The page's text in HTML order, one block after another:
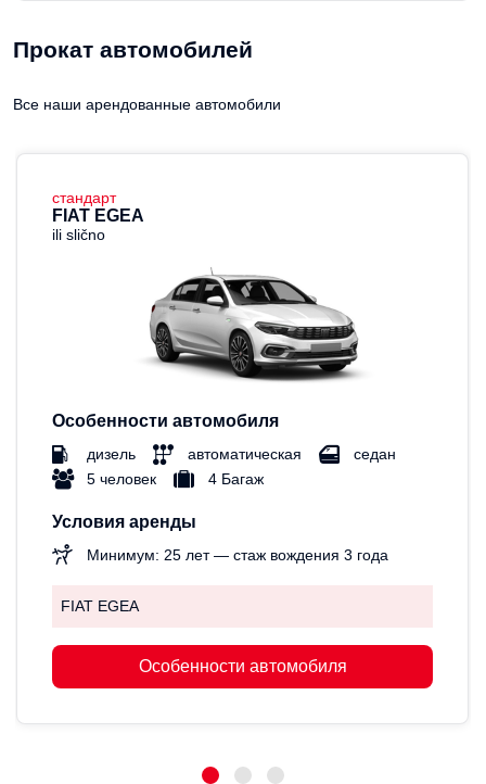
Прокат автомобилей
Все наши арендованные автомобили
стандарт
FIAT EGEA
ili slično
Особенности автомобиля
дизель автоматическая
седан
5 человек
4 Багаж
Условия аренды
Минимум: 25 лет — стаж вождения 3 года
FIAT EGEA
Особенности автомобиля